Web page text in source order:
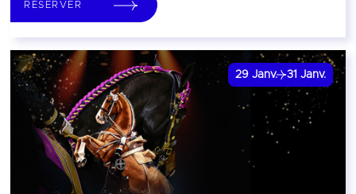
RÉSERVER
29 Janv. 31 Janv.